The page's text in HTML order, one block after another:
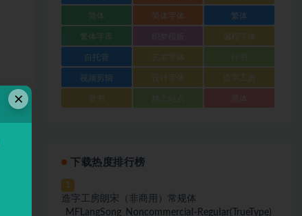
简体 简体字体 繁体
繁体字库 编程字体
自托管 艺术字体
视频剪辑 设计字体 造字工房
隶书
下载热度排行榜
1
造字工房朗宋（非商用）常规体
_MFLangSong_NoncommerciaI-ReguIar(TrueType)
×